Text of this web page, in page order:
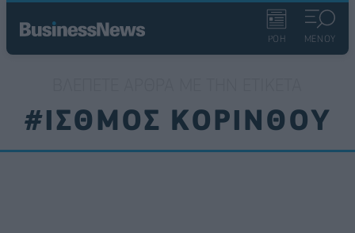
ΡΟΗ ΜΕΝΟΥ
#ΙΣΘΜΟΣ ΚΟΡΙΝΘΟΥ